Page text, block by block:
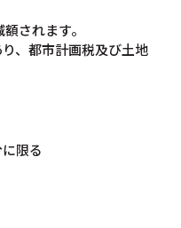
されます。
、都市計画税及び土地
限る